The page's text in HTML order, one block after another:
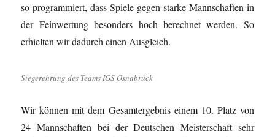
so programmiert, dass Spiele gegen starke Mannschaften in
der Feinwertung besonders hoch berechnet werden. So
erhielten wir dadurch einen Ausgleich.
Siegerehrung des Teams IGS Osnabrück
Wir können mit dem Gesamtergebnis einem 10. Platz von
24 Mannschaften bei der Deutschen Meisterschaft sehr